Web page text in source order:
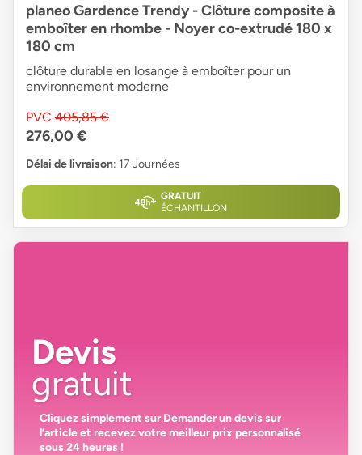
planeo Gardence Trendy - Clôture composite à
emboîter en rhombe - Noyer co-extrudé 180 x
180 cm
clôture durable en losange à emboîter pour un
environnement moderne
PVC 405,85 €
276,00 €
Délai de livraison: 17 Journées
GRATUIT
ÉCHANTILLON
Devis
gratuit
Cliquez simplement sur Demander un devissur
l’article et recevez votremeilleur prix personnalisé
sous 24 heures !